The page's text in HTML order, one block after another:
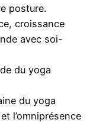
posture.
croissance
avec soi-
du yoga
du yoga
l’omniprésence